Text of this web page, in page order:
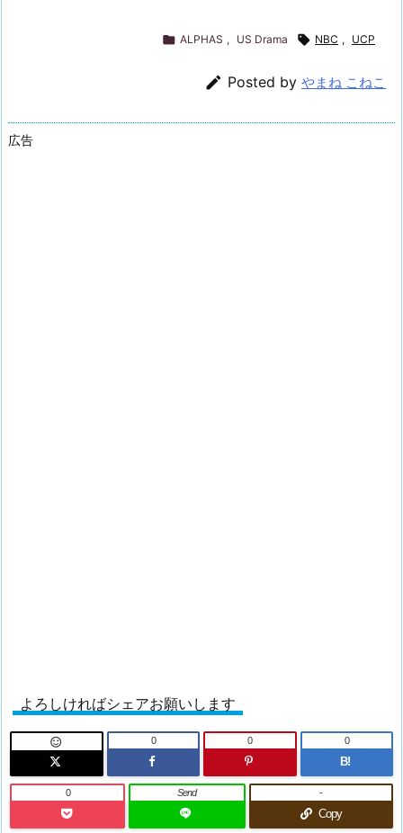
 ALPHAS , US Drama  NBC , UCP
 Posted by やまね こねこ
広告
よろしければシェアお願いします
 0 0
B!
0
0 Send
Copy
-